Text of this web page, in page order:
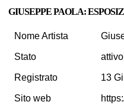
GIUSEPPE PAOLA:
Nome Artista
Stato attivo
Registrato 13
Sito web